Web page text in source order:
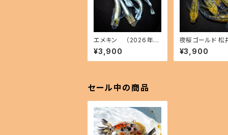
エメキン （2026年産
まれ） オス3 メス3(現
物出品) ikahoff C-07
07-51200-a
¥3,900
夜桜ゴールド 松
長 （2026年産
オス3 メス3(現
ikahoff C-
¥3,900
セール中の商品